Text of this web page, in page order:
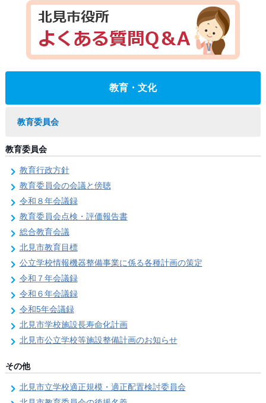
教育・文化
教育委員会
教育委員会
教育行政方針
教育委員会の会議と傍聴
令和８年会議録
教育委員会点検・評価報告書
総合教育会議
北見市教育目標
公立学校情報機器整備事業に係る各種計画の策定
令和７年会議録
令和６年会議録
令和5年会議録
北見市学校施設長寿命化計画
北見市公立学校等施設整備計画のお知らせ
その他
北見市立学校適正規模・適正配置検討委員会